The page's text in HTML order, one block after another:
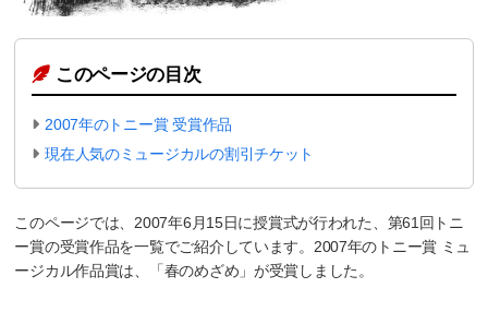
このページの目次
2007年のトニー賞 受賞作品
現在人気のミュージカルの割引チケット
このページでは、2007年6月15日に授賞式が行われた、第61回トニ
ー賞の受賞作品を一覧でご紹介しています。2007年のトニー賞 ミュ
ージカル作品賞は、「春のめざめ」が受賞しました。